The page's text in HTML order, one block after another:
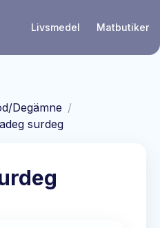
Livsmedel Matbutiker
Degämne /
surdeg